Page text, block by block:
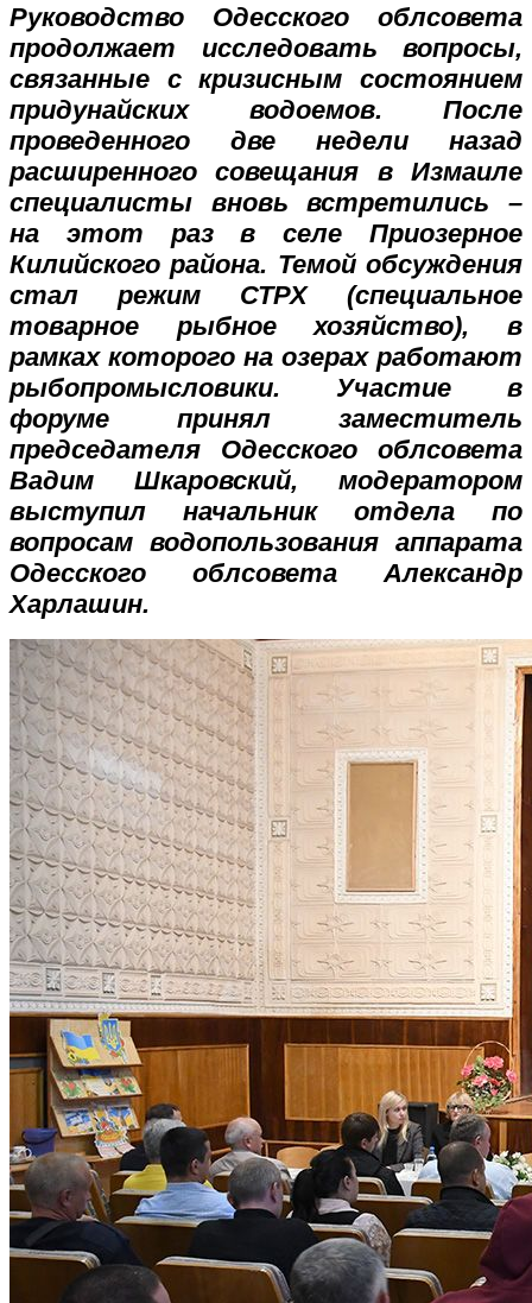
Руководство Одесского облсовета
продолжает исследовать вопросы,
связанные с кризисным состоянием
придунайских водоемов. После
проведенного две недели назад
расширенного совещания в Измаиле
специалисты вновь встретились –
на этот раз в селе Приозерное
Килийского района. Темой обсуждения
стал режим СТРХ (специальное
товарное рыбное хозяйство), в
рамках которого на озерах работают
рыбопромысловики. Участие в
форуме принял заместитель
председателя Одесского облсовета
Вадим Шкаровский, модератором
выступил начальник отдела по
вопросам водопользования аппарата
Одесского облсовета Александр
Харлашин.